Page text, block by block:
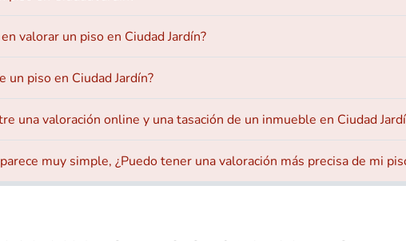
valorar un piso en Ciudad Jardín?
un piso en Ciudad Jardín?
una valoración online y una tasación de un inmueble en Ciudad
muy simple, ¿Puedo tener una valoración más precisa de mi